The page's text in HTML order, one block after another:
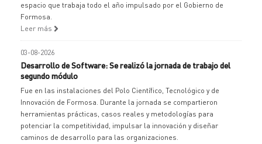
espacio que trabaja todo el año impulsado por el Gobierno de
Formosa.
Leer más
03-08-2026
Desarrollo de Software: Se realizó la jornada de trabajo del
segundo módulo
Fue en las instalaciones del Polo Científico, Tecnológico y de
Innovación de Formosa. Durante la jornada se compartieron
herramientas prácticas, casos reales y metodologías para
potenciar la competitividad, impulsar la innovación y diseñar
caminos de desarrollo para las organizaciones.